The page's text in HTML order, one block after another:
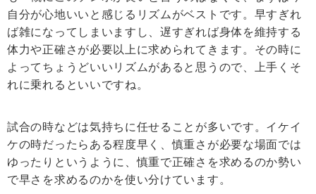
自分が心地いいと感じるリズムがベストです。早すぎれ
ば雑になってしまいますし、遅すぎれば身体を維持する
体力や正確さが必要以上に求められてきます。その時に
よってちょうどいいリズムがあると思うので、上手くそ
れに乗れるといいですね。
試合の時などは気持ちに任せることが多いです。イケイ
ケの時だったらある程度早く、慎重さが必要な場面では
ゆったりというように、慎重で正確さを求めるのか勢い
で早さを求めるのかを使い分けています。